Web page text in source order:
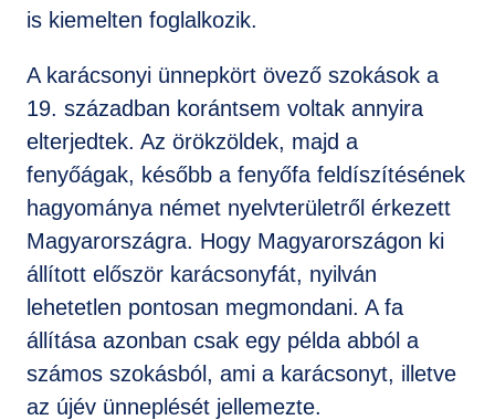
is kiemelten foglalkozik.
A karácsonyi ünnepkört övező szokások a
19. században korántsem voltak annyira
elterjedtek. Az örökzöldek, majd a
fenyőágak, később a fenyőfa feldíszítésének
hagyománya német nyelvterületről érkezett
Magyarországra. Hogy Magyarországon ki
állított először karácsonyfát, nyilván
lehetetlen pontosan megmondani. A fa
állítása azonban csak egy példa abból a
számos szokásból, ami a karácsonyt, illetve
az újév ünneplését jellemezte.